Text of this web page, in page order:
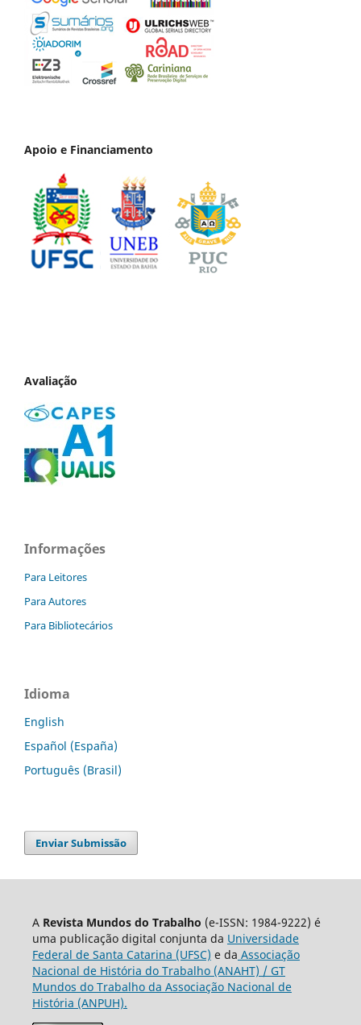
Apoio e Financiamento
Avaliação
Informações
Para Leitores
Para Autores
Para Bibliotecários
Idioma
English
Español (España)
Português (Brasil)
Enviar Submissão
A Revista Mundos do Trabalho (e-ISSN: 1984-9222) é
uma publicação digital conjunta da Universidade
Federal de Santa Catarina (UFSC) e da Associação
Nacional de História do Trabalho (ANAHT) / GT
Mundos do Trabalho da Associação Nacional de
História (ANPUH).